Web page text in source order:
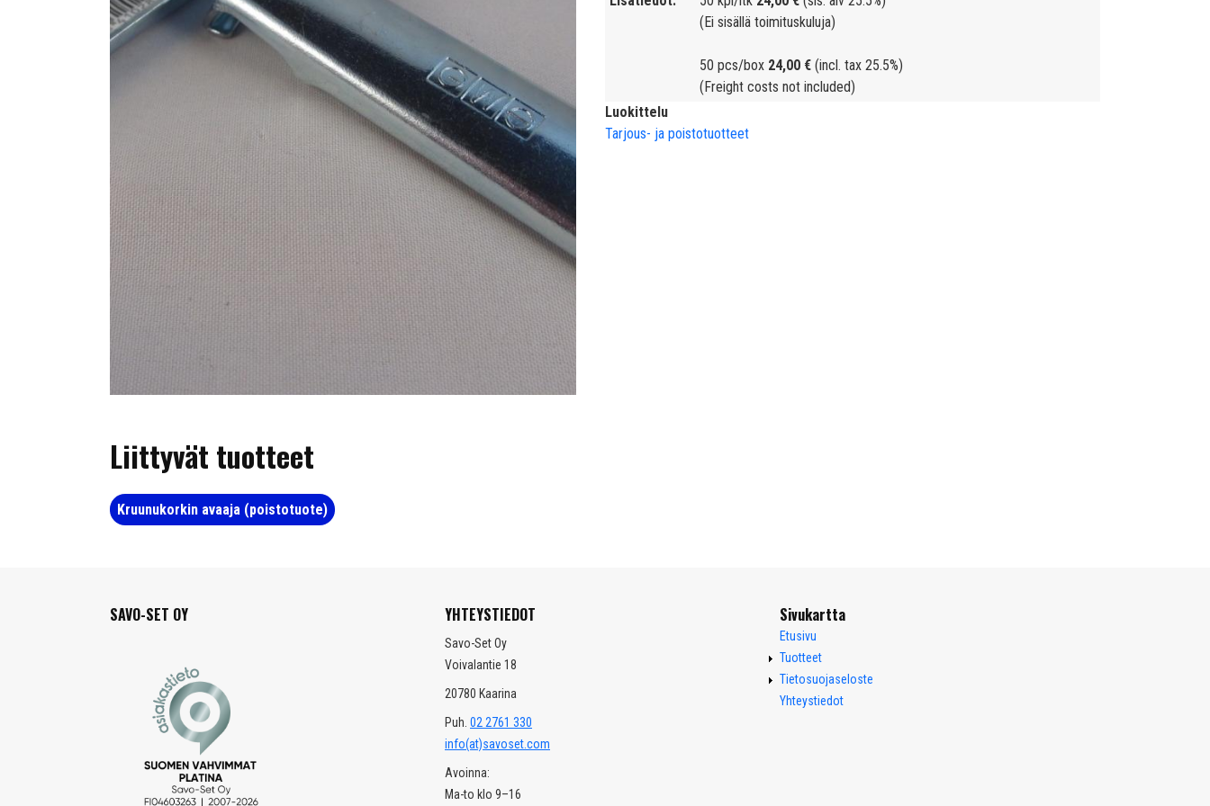
(Ei sisällä toimituskuluja)
50 pcs/box 24,00 €(incl. tax 25.5%)
(Freight costs not included)
Luokittelu
Tarjous- ja poistotuotteet
Liittyvät tuotteet
Kruunukorkin avaaja (poistotuote)
SAVO-SET OY YHTEYSTIEDOT
Savo-Set Oy
Voivalantie 18
20780 Kaarina
Puh. 02 2761 330
info(at)savoset.com
Avoinna:
Ma-to klo 9–16
Sivukartta
Etusivu
Tuotteet
Tietosuojaseloste
Yhteystiedot